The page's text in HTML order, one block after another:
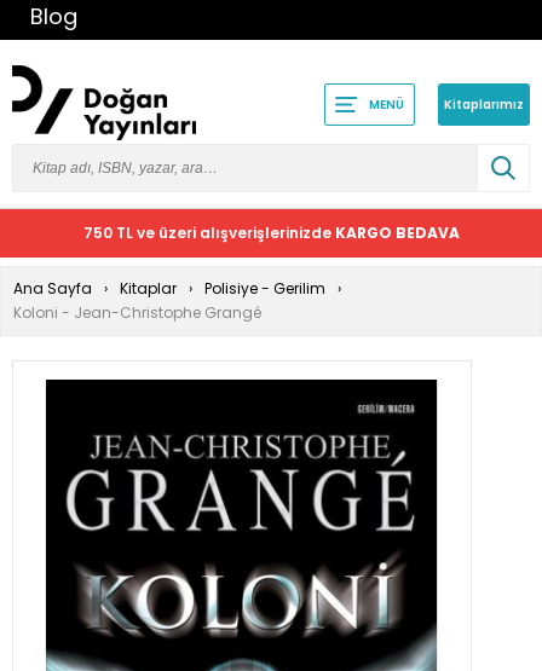
Blog
MENÜ Kitaplarımız
750 TL ve üzeri alışverişlerinizde KARGO BEDAVA
Ana Sayfa Kitaplar
Polisiye - Gerilim
Koloni - Jean-Christophe Grangé